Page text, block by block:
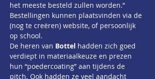
het meeste besteld zullen worden.”
Bestellingen kunnen plaatsvinden via de
(nog te creëren) website, of persoonlijk
op school.
De heren van Bottel hadden zich goed
verdiept in materiaalkeuze en prezen
hun “poedercoating” aan tijdens de
pitch. Ook hadden ze veel aandacht